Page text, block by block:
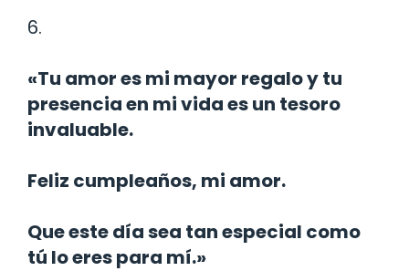
6.
«Tu amor es mi mayor regalo y tu
presencia en mi vida es un tesoro
invaluable.
Feliz cumpleaños, mi amor.
Que este día sea tan especial como
tú lo eres para mí.»